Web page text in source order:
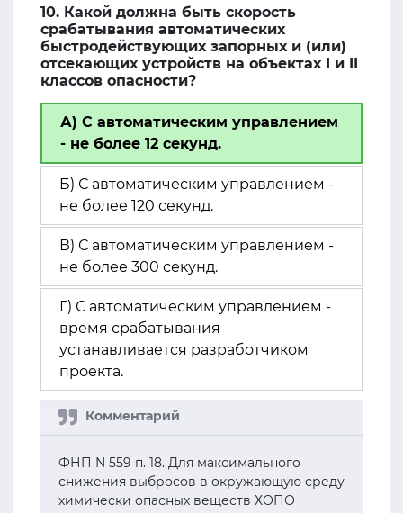
10. Какой должна быть скорость
срабатывания автоматических
быстродействующих запорных и (или)
отсекающих устройств на объектах I и II
классов опасности?
А) С автоматическим управлением
- не более 12 секунд.
Б) С автоматическим управлением -
не более 120 секунд.
В) С автоматическим управлением -
не более 300 секунд.
Г) С автоматическим управлением -
время срабатывания
устанавливается разработчиком
проекта.
ФНП N 559 п. 18. Для максимального
снижения выбросов в окружающую среду
химически опасных веществ ХОПО